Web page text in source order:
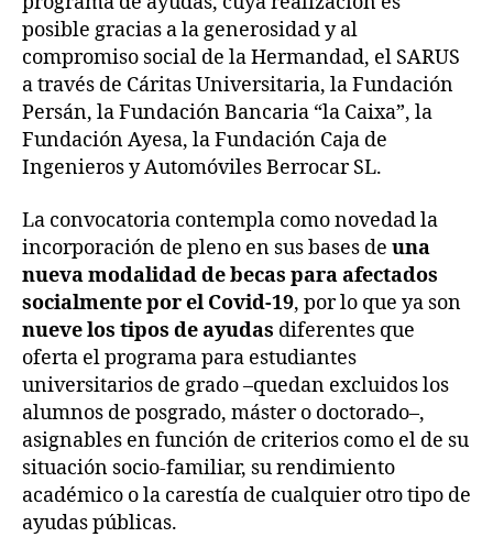
posible gracias a la generosidad y al
compromiso social de la Hermandad, el SARUS
a través de Cáritas Universitaria, la Fundación
Persán, la Fundación Bancaria “la Caixa”, la
Fundación Ayesa, la Fundación Caja de
Ingenieros y Automóviles Berrocar SL.
La convocatoria contempla como novedad la
incorporación de pleno en sus bases de una
nueva modalidad de becas para afectados
socialmente por el Covid-19, por lo que ya son
nueve los tipos de ayudas diferentes que
oferta el programa para estudiantes
universitarios de grado –quedan excluidos los
alumnos de posgrado, máster o doctorado–,
asignables en función de criterios como el de su
situación socio-familiar, su rendimiento
académico o la carestía de cualquier otro tipo de
ayudas públicas.